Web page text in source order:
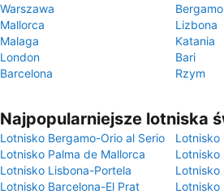
Warszawa
Bergamo
Mallorca
Lizbona
Malaga
Katania
London
Bari
Barcelona
Rzym
Najpopularniejsze lotniska
Lotnisko Bergamo-Orio al Serio
Lotnisko
Lotnisko Palma de Mallorca
Lotnisko
Lotnisko Lisbona-Portela
Lotnisko
Lotnisko Barcelona-El Prat
Lotnisko